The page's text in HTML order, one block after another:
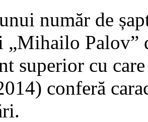
număr de
„Mihailo Palov”
superior cu
conferă